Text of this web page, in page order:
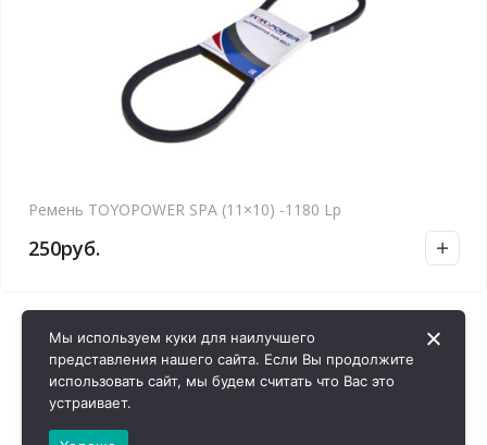
Ремень TOYOPOWER SPA (11×10) -1180 Lp
250руб.
Мы используем куки для наилучшего
представления нашего сайта. Если Вы продолжите
использовать сайт, мы будем считать что Вас это
устраивает.